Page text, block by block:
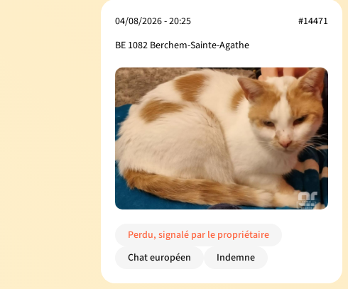
04/08/2026 - 20:25
BE 1082 Berchem-Sainte-Agathe
#14471
Perdu, signalé par le propriétaire
Chat européen
Indemne